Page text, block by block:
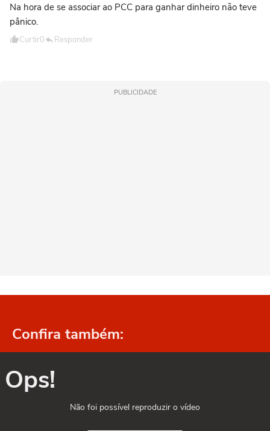
Na hora de se associar ao PCC para ganhar dinheiro não teve
pânico.
Curtir0 Responder
PUBLICIDADE
Confira também:
Ops!
Não foi possível reproduzir o vídeo